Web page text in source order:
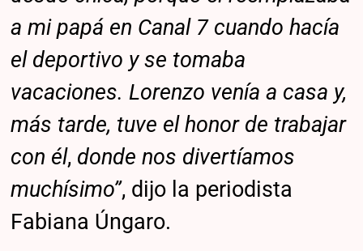
a mi papá en Canal 7 cuando hacía
el deportivo y se tomaba
vacaciones. Lorenzo venía a casa y,
más tarde, tuve el honor de trabajar
con él, donde nos divertíamos
muchísimo”, dijo la periodista
Fabiana Úngaro.